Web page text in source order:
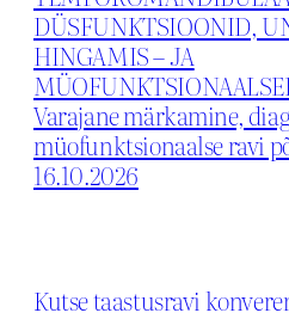
DÜSFUNKTSIOONID,
HINGAMIS – JA
Varajane märkamine,
müofunktsionaalse ravi
16.10.2026
Kutse taastusravi